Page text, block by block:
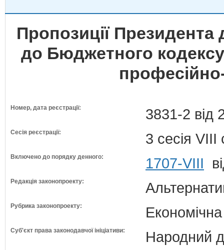
Пропозиції
до Бюджетного
Номер, дата реєстрації: 3831-2 від
Сесія реєстрації: 3 сесія VIII
Включено до порядку денного: 1707-VIII
Редакція законопроекту:
Рубрика законопроекту:
Суб'єкт права законодавчої ініціативи: Народний